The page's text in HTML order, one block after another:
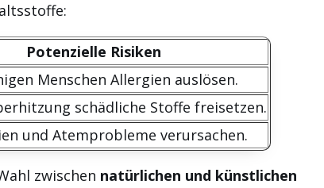
Potenzielle Risiken
Menschen Allergien auslösen.
schädliche Stoffe freisetzen.
und Atemprobleme verursachen.
zwischen natürlichen und künstlichen